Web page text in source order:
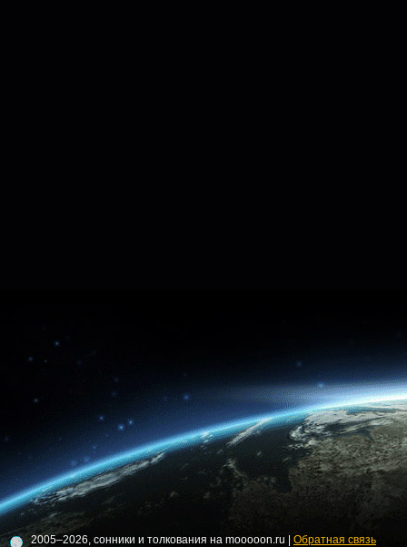
2005–2026, сонники и толкования на mooooon.ru | Обратная связь